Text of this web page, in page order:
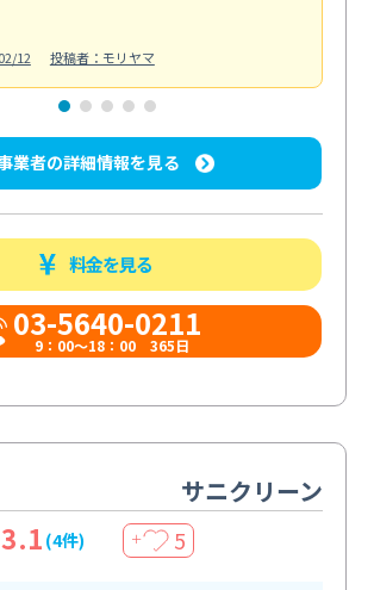
12
投稿者：モリヤマ
業者の詳細情報を見る
料金を見る
03-5640-0211
9：00～18：00 365日
サニクリーン
3.1 (4件) ＋ 5